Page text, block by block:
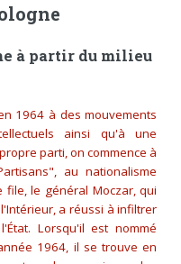
à partir du milieu
1964 à des mouvements
ainsi qu'à une
parti, on commence à
au nationalisme
file, le général Moczar, qui
a réussi à infiltrer
Lorsqu'il est nommé
1964, il se trouve en